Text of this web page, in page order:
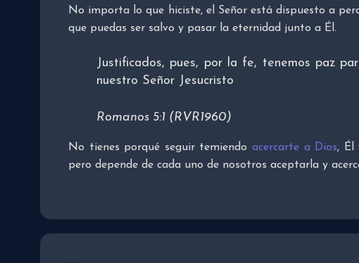
No importa lo que hiciste, el Señor está dispuesto a
que puedas ser salvo y pasar la eternidad junto a Él.
Justificados, pues, por la fe, tenemos paz
nuestro Señor Jesucristo
Romanos 5:1 (RVR1960)
No tienes porqué seguir temiendo acercarte a Dios, Él
pero depende de cada uno de nosotros aceptarla y